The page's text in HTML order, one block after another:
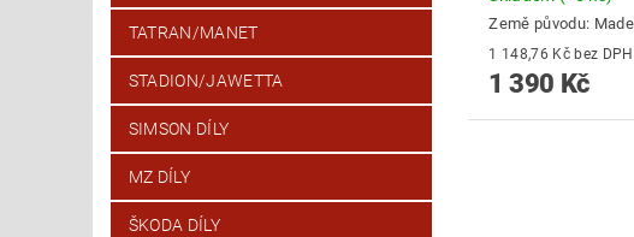
TATRAN/MANET
STADION/JAWETTA
SIMSON DÍLY
MZ DÍLY
ŠKODA DÍLY
Země původu:
1 148,76 Kč bez DPH
1 390 Kč